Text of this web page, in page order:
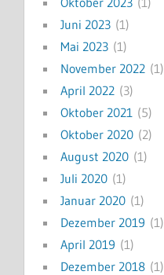
Juni 2023 (1)
Mai 2023 (1)
November 2022 (1)
April 2022 (3)
Oktober 2021 (5)
Oktober 2020 (2)
August 2020 (1)
Juli 2020 (1)
Januar 2020 (1)
Dezember 2019 (1)
April 2019 (1)
Dezember 2018 (1)